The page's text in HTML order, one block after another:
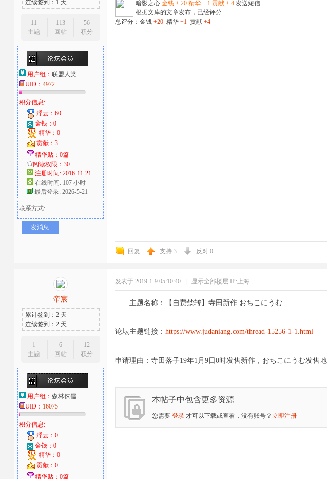
连续签到：1 天
11
主题
113
回帖
56
积分
用户组： 联盟人类
UID： 4972
积分信息:
浮云：60
金钱：0
精华：0
贡献：3
精华贴：0篇
阅读权限：30
注册时间: 2016-11-21
在线时间: 107 小时
最后登录: 2026-5-21
联系方式:
发消息
暗影之心 金钱 + 20 精华 + 1 贡献 + 4 发送短信
根据文库的文章发布，已经评分
总评分：金钱 +20精华 +1贡献 +4
回复 支持 3 反对 0
帝宸
累计签到：2 天
连续签到：2 天
1
主题
6
回帖
12
积分
用户组： 森林侏儒
UID： 16075
积分信息:
浮云：0
金钱：0
精华：0
贡献：0
精华贴：0篇
发表于 2019-1-9 05:10:40 显示全部楼层 IP:上海
主题名称：【自费禁转】寺田新作 おちこにうむ
论坛主题链接： https://www.judaniang.com/thread-15256-1-1.html
申请理由：寺田落子19年1月9日0时发售新作，おちこにうむ发售地
本帖子中包含更多资源
您需要 登录才可以下载或查看，没有账号？ 立即注册